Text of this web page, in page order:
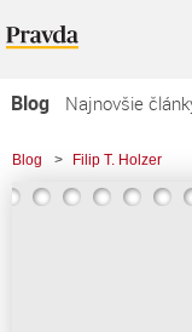
Blog
Najnovšie
Najčítanejšie články
Najkomentovanejšie
Blog > Filip T. Holzer
> Kultúra nie je zbraň, pán